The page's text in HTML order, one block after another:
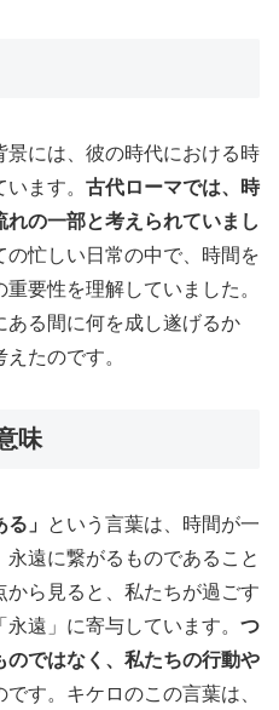
には、彼の時代における時
ます。 古代ローマでは、時
の一部と考えられていまし
の忙しい日常の中で、時間を
要性を理解していました。
る間に何を成し遂げるか
たのです。
味
」
という言葉は、時間が一
遠に繋がるものであること
ら見ると、私たちが過ごす
遠」に寄与しています。 つ
のではなく、私たちの行動や
です。キケロのこの言葉は、